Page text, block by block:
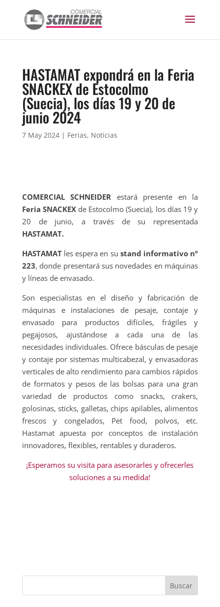
HASTAMAT expondrá en la Feria
SNACKEX de Estocolmo
(Suecia), los días 19 y 20 de
junio 2024
7 May 2024| Ferias, Noticias
COMERCIAL SCHNEIDER estará presente en la
Feria SNACKEX de Estocolmo (Suecia), los días 19 y
20 de junio, a través de su representada
HASTAMAT.
HASTAMATles espera en su stand informativo nº
223, donde presentará sus novedades en máquinas
y líneas de envasado.
Son especialistas en el diseño y fabricación de
máquinas e instalaciones de pesaje, contaje y
envasado para productos difíciles, frágiles y
pegajosos, ajustándose a cada una de las
necesidades individuales. Ofrece básculas de pesaje
y contaje por sistemas multicabezal, y envasadoras
verticales de alto rendimiento para cambios rápidos
de formatos y pesos de las bolsas para una gran
variedad de productos como snacks, crakers,
golosinas, sticks, galletas, chips apilables, alimentos
frescos y congelados, Pet food, polvos, etc.
Hastamat apuesta por conceptos de instalación
innovadores, flexibles, rentables y duraderos.
¡Esperamos su visita para asesorarles y ofrecerles
soluciones a su medida!